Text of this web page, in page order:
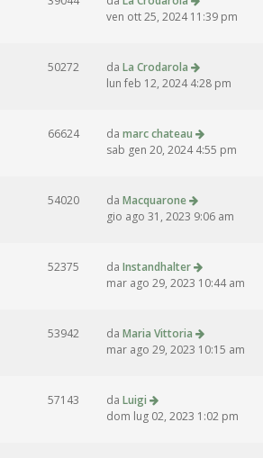
ven ott 25, 2024 11:39 pm
50272 da La Crodarola
lun feb 12, 2024 4:28 pm
66624 da marc chateau
sab gen 20, 2024 4:55 pm
54020 da Macquarone
gio ago 31, 2023 9:06 am
52375 da Instandhalter
mar ago 29, 2023 10:44 am
53942 da Maria Vittoria
mar ago 29, 2023 10:15 am
57143 da Luigi
dom lug 02, 2023 1:02 pm